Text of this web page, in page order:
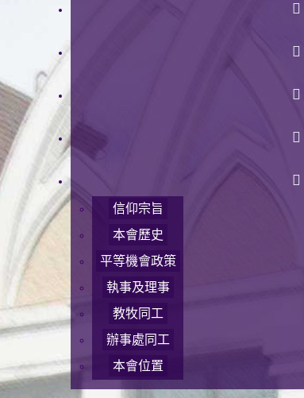
信仰宗旨
本會歷史
平等機會政策
執事及理事
教牧同工
辦事處同工
本會位置